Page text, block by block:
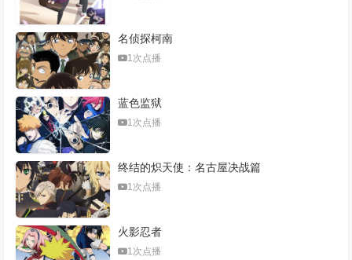
名侦探柯南
1次点播
蓝色监狱
1次点播
终结的炽天使：名古屋决战篇
1次点播
火影忍者
1次点播